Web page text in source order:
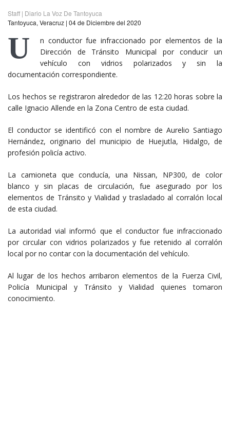
Staff | Diario La Voz De Tantoyuca
Tantoyuca, Veracruz | 04 de Diciembre del 2020
U
n conductor fue infraccionado por elementos de la
Dirección de Tránsito Municipal por conducir un
vehículo con vidrios polarizados y sin la
documentación correspondiente.
Los hechos se registraron alrededor de las 12:20 horas sobre la
calle Ignacio Allende en la Zona Centro de esta ciudad.
El conductor se identificó con el nombre de Aurelio Santiago
Hernández, originario del municipio de Huejutla, Hidalgo, de
profesión policía activo.
La camioneta que conducía, una Nissan, NP300, de color
blanco y sin placas de circulación, fue asegurado por los
elementos de Tránsito y Vialidad y trasladado al corralón local
de esta ciudad.
La autoridad vial informó que el conductor fue infraccionado
por circular con vidrios polarizados y fue retenido al corralón
local por no contar con la documentación del vehículo.
Al lugar de los hechos arribaron elementos de la Fuerza Civil,
Policía Municipal y Tránsito y Vialidad quienes tomaron
conocimiento.